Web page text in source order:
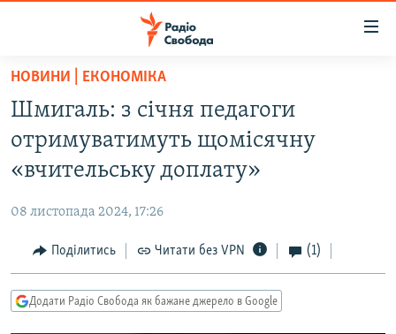
Перейти
основного
матеріалу
Перейти
до
основної
Перейти
до
пошуку
СТАТТІ
ЕКОНОМІКА
СУСПІЛЬСТВО
РОСІЙСЬКА «ФІЛЬТРАЦІЯ»
ДОНБАС.РЕАЛІЇ
ТИ ЯК?
НОВИНИ | ЕКОНОМІКА
Шмигаль: з січня педагоги
отримуватимуть щомісячну
«вчительську доплату»
08 листопада 2024, 17:26
Поділитись Читати без VPN (1)
Додати Радіо Свобода як бажане джерело в Google